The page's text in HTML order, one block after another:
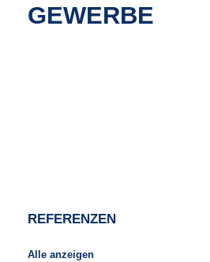
GEWERBE
REFERENZEN
Alle anzeigen